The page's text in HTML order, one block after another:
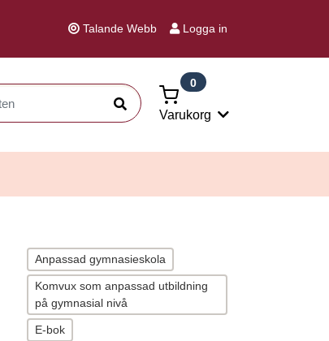
Talande Webb Logga in
Sök
Varukorg
0
Anpassad gymnasieskola
Komvux som anpassad utbildning
på gymnasial nivå
E-bok